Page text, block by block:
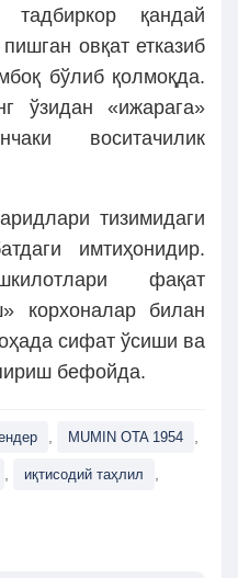
тадбиркор қандай
овқат етказиб
бўлиб қолмоқда.
ўзидан «ижарага»
воситачилик
тизимидаги
имтиҳонидир.
фақат
корхоналар билан
сифат ўсиши ва
бефойда.
, MUMIN OTA 1954 ,
, иқтисодий таҳлил ,